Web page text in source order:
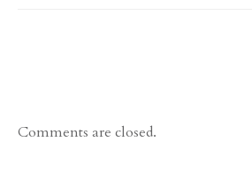
Comments are closed.